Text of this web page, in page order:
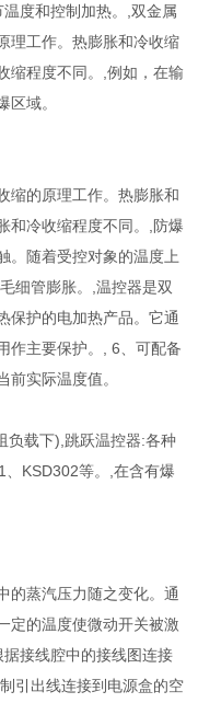
度和控制加热。,双金属
理工作。热膨胀和冷收缩
缩程度不同。,例如，在输
区域。
缩的原理工作。热膨胀和
和冷收缩程度不同。,防爆
。随着受控对象的温度上
细管膨胀。,温控器是双
保护的电加热产品。它通
作主要保护。, 6、可配备
实际温度值。
载下),跳跃温控器:各种
、KSD302等。,在含有爆
的蒸汽压力随之变化。通
定的温度使微动开关被激
接线腔中的接线图连接
引出线连接到电源盒的空